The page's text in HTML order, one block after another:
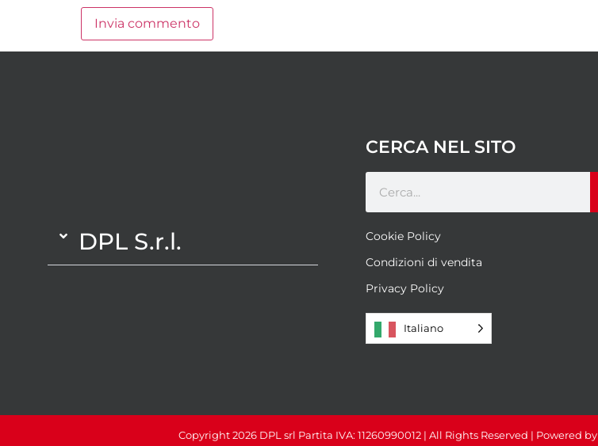
DPL S.r.l.
CERCA NEL SITO
Cookie Policy
Condizioni di vendita
Privacy Policy
Italiano
Copyright 2026 DPL srl Partita IVA: 11260990012 | All Rights Reserved | Powered by